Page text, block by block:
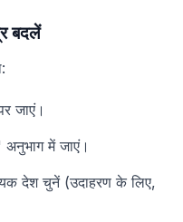
बदलें
जाएं।
में जाएं।
देश चुनें (उदाहरण के लिए,